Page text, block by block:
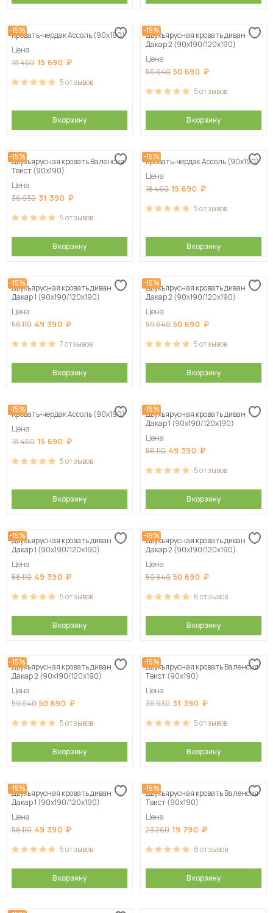
-15%
Кровать-чердак Ассоль (90х190)
Цена
18 460 15 690
5отзывов
В корзину
-15%
Двухъярусная кровать диван
Дакар 2 (90х190/120х190)
Цена
59 640 50 690
5отзывов
В корзину
-15%
Двухъярусная кровать Валенсия
Твист (90х190)
Цена
36 930 31 390
5отзывов
В корзину
-15%
Кровать-чердак Ассоль (90х190)
Цена
18 460 15 690
5отзывов
В корзину
-15%
Двухъярусная кровать диван
Дакар 1 (90х190/120х190)
Цена
58 110 49 390
7отзывов
В корзину
-15%
Двухъярусная кровать диван
Дакар 2 (90х190/120х190)
Цена
59 640 50 690
5отзывов
В корзину
-15%
Кровать-чердак Ассоль (90х190)
Цена
18 460 15 690
5отзывов
В корзину
-15%
Двухъярусная кровать диван
Дакар 1 (90х190/120х190)
Цена
58 110 49 390
5отзывов
В корзину
-15%
Двухъярусная кровать диван
Дакар 1 (90х190/120х190)
Цена
58 110 49 390
5отзывов
В корзину
-15%
Двухъярусная кровать диван
Дакар 2 (90х190/120х190)
Цена
59 640 50 690
6отзывов
В корзину
-15%
Двухъярусная кровать диван
Дакар 2 (90х190/120х190)
Цена
59 640 50 690
5отзывов
В корзину
-15%
Двухъярусная кровать Валенсия
Твист (90х190)
Цена
36 930 31 390
5отзывов
В корзину
-15%
Двухъярусная кровать диван
Дакар 1 (90х190/120х190)
Цена
58 110 49 390
5отзывов
В корзину
-15%
Двухъярусная кровать Валенсия
Твист (90х190)
Цена
23 280 19 790
6отзывов
В корзину